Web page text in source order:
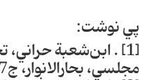
پي نوشت:
مجلسي، بحارالانوار، ج97، ص81 ـ 80‎.